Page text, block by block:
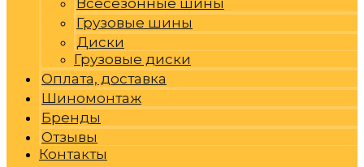
Всесезонные шины
Грузовые шины
Диски
Грузовые диски
Оплата, доставка
Шиномонтаж
Бренды
Отзывы
Контакты